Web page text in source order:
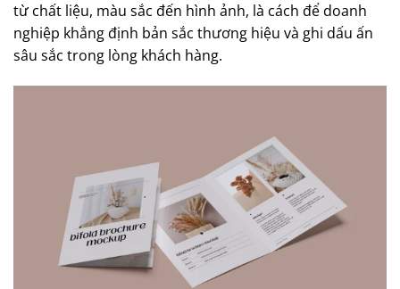
từ chất liệu, màu sắc đến hình ảnh, là cách để doanh
nghiệp khẳng định bản sắc thương hiệu và ghi dấu ấn
sâu sắc trong lòng khách hàng.